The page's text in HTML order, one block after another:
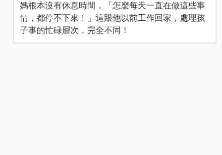
媽根本沒有休息時間，「怎麼每天一直在做這些事
情，都停不下來！」這跟他以前工作回家，處理孩
子事的忙碌層次，完全不同！